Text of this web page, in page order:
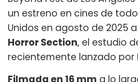
un estreno en cines de
Unidos en agosto de 2025
Horror Section, el estudio
recientemente lanzado por
Filmada en 16 mm a lo